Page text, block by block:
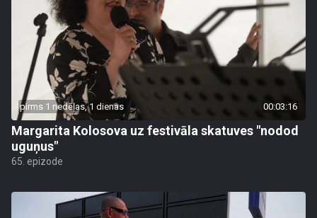
pirms 1 nedēļas, 1 dienas 00:03:16
Margarita Kolosova uz festivāla skatuves "nodod
uguņus"
65. epizode